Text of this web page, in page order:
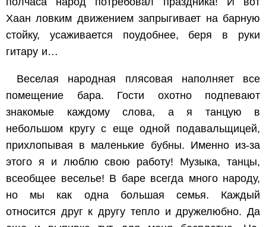
Хаан ловким движением запрыгивает на барную
стойку, усаживается поудобнее, беря в руки
гитару и…
Веселая народная плясовая наполняет все
помещение бара. Гости охотно подпевают
знакомые каждому слова, а я танцую в
небольшом кругу с еще одной подавальщицей,
прихлопывая в маленькие бубны. Именно из-за
этого я и люблю свою работу! Музыка, танцы,
всеобщее веселье! В баре всегда много народу,
но мы как одна большая семья. Каждый
относится друг к другу тепло и дружелюбно. Да